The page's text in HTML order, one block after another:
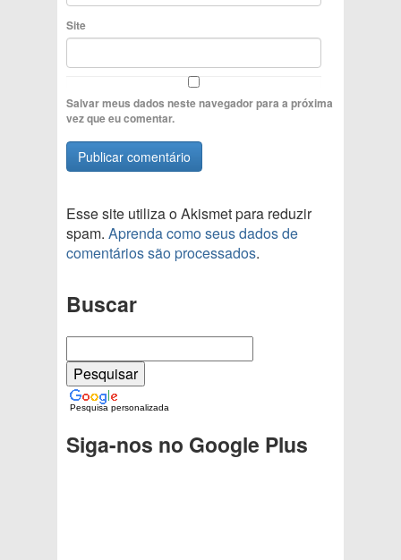
Site
Salvar meus dados neste navegador para a próxima
vez que eu comentar.
Esse site utiliza o Akismet para reduzir
spam. Aprenda como seus dados de
comentários são processados.
Buscar
Pesquisa personalizada
Siga-nos no Google Plus